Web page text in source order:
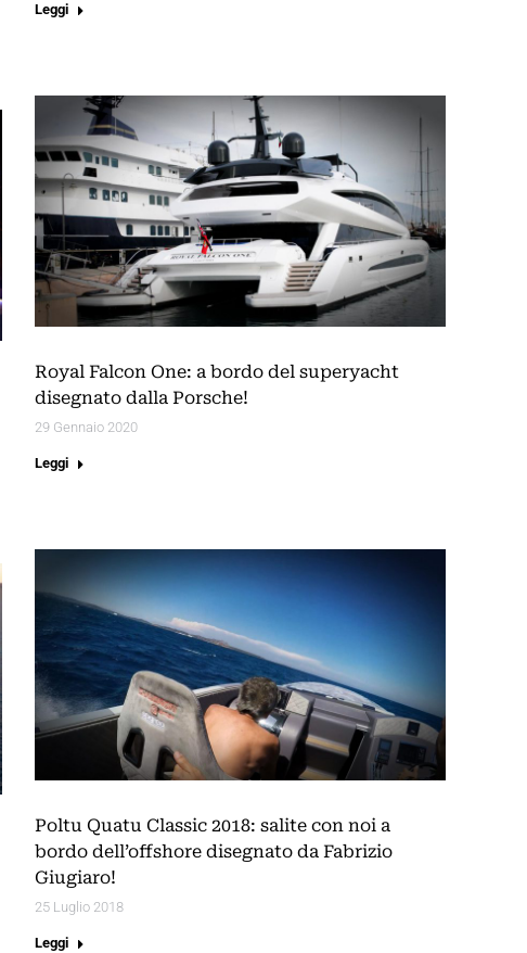
Leggi
Royal Falcon One: a bordo del superyacht
disegnato dalla Porsche!
29 Gennaio 2020
Leggi
Poltu Quatu Classic 2018: salite con noi a
bordo dell’offshore disegnato da Fabrizio
Giugiaro!
25 Luglio 2018
Leggi